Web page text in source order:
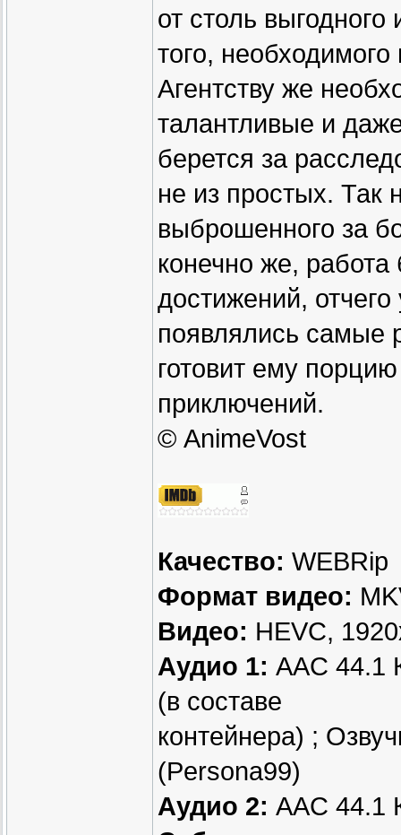
от столь выгодного
того,
Агентству же
талантливые и
берется за
не из простых. Так
выброшенного за
конечно же,
достижений,
появлялись самые
готовит ему
приключений.
© AnimeVost
Качество: WEBRip
Формат видео:
Видео: HEVC,
Аудио 1: AAC 44.1
(в составе
контейнера) ;
(Persona99)
Аудио 2: AAC 44.1